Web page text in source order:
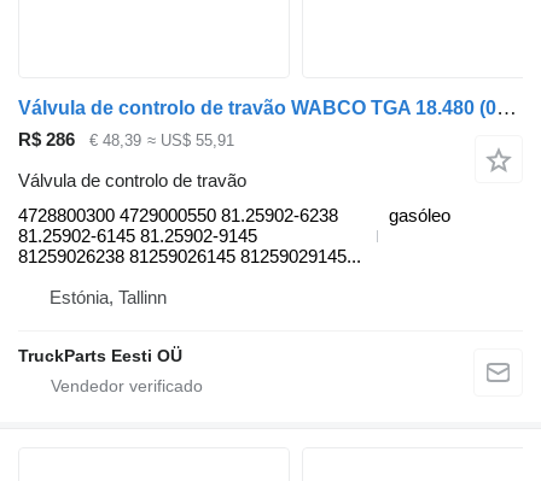
Válvula de controlo de travão WABCO TGA 18.480 (01.00-) 4728800300 para camião tractor MAN 4-series, TGA (1993-2009)
R$ 286 € 48,39 ≈ US$ 55,91
Válvula de controlo de travão
4728800300 4729000550 81.25902-6238
81.25902-6145 81.25902-9145
81259026238 81259026145 81259029145...
gasóleo
Estónia, Tallinn
TruckParts Eesti OÜ